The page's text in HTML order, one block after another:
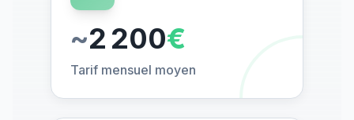
~2 200€
Tarif mensuel moyen